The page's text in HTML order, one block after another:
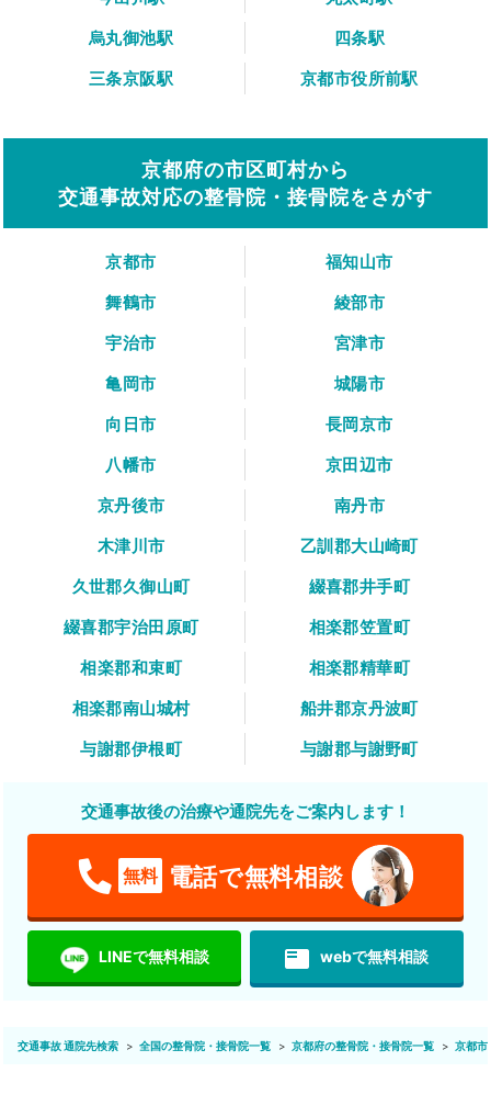
烏丸御池駅
四条駅
三条京阪駅
京都市役所前駅
京都府の市区町村から
交通事故対応の整骨院・接骨院をさがす
京都市
福知山市
舞鶴市
綾部市
宇治市
宮津市
亀岡市
城陽市
向日市
長岡京市
八幡市
京田辺市
京丹後市
南丹市
木津川市
乙訓郡大山崎町
久世郡久御山町
綴喜郡井手町
綴喜郡宇治田原町
相楽郡笠置町
相楽郡和束町
相楽郡精華町
相楽郡南山城村
船井郡京丹波町
与謝郡伊根町
与謝郡与謝野町
交通事故後の治療や通院先をご案内します！
無料 電話で無料相談
LINEで無料相談 featured_play_list webで無料相談
交通事故 通院先検索 全国の整骨院・接骨院一覧 京都府の整骨院・接骨院一覧 京都市